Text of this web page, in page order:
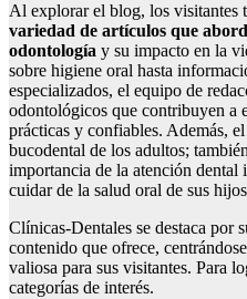
Al explorar el blog, los visitantes
variedad de artículos que
odontología y su impacto en la
sobre higiene oral hasta
especializados, el equipo de
odontológicos que contribuyen a
prácticas y confiables. Además,
bucodental de los adultos;
importancia de la atención
cuidar de la salud oral de sus
Clínicas-Dentales se destaca por
contenido que ofrece,
valiosa para sus visitantes. Para
categorías de interés.